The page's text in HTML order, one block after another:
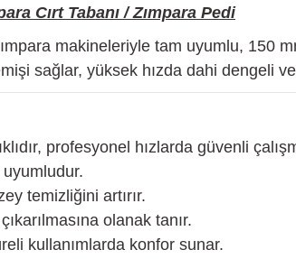
Cırt Tabanı / Zımpara Pedi
makineleriyle tam uyumlu, 150
sağlar, yüksek hızda dahi dengeli ve
profesyonel hızlarda güvenli
temizliğini artırır.
olanak tanır.
kullanımlarda konfor sunar.